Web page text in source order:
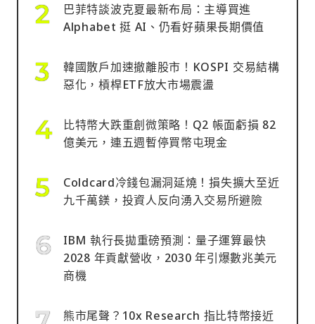
巴菲特談波克夏最新布局：主導買進
Alphabet 挺 AI、仍看好蘋果長期價值
韓國散戶加速撤離股市！KOSPI 交易結構
惡化，槓桿ETF放大市場震盪
比特幣大跌重創微策略！Q2 帳面虧損 82
億美元，連五週暫停買幣屯現金
Coldcard冷錢包漏洞延燒！損失擴大至近
九千萬鎂，投資人反向湧入交易所避險
IBM 執行長拋重磅預測：量子運算最快
2028 年貢獻營收，2030 年引爆數兆美元
商機
熊市尾聲？10x Research 指比特幣接近